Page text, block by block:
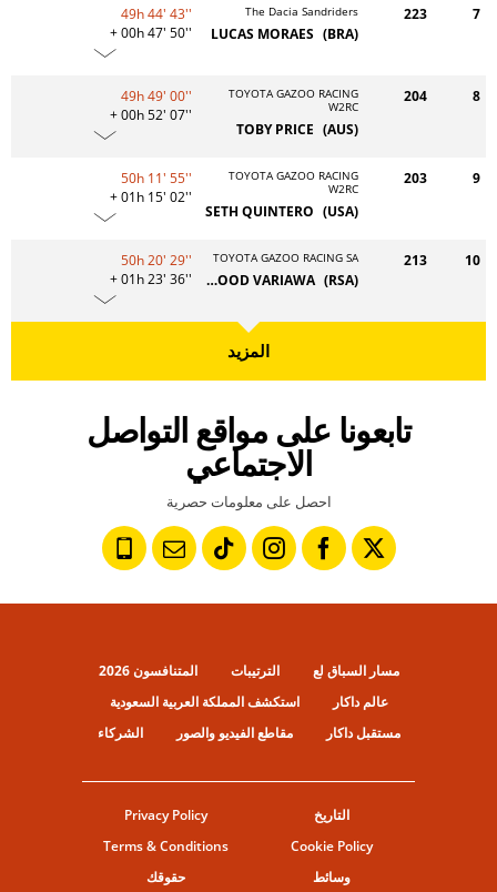
7
223
The Dacia Sandriders
(BRA)
LUCAS MORAES
49h 44' 43''
+ 00h 47' 50''
8
204
TOYOTA GAZOO RACING
W2RC
(AUS)
TOBY PRICE
49h 49' 00''
+ 00h 52' 07''
9
203
TOYOTA GAZOO RACING
W2RC
(USA)
SETH QUINTERO
50h 11' 55''
+ 01h 15' 02''
10
213
TOYOTA GAZOO RACING SA
(RSA)
SAOOD VARIAWA
50h 20' 29''
+ 01h 23' 36''
المزيد
تابعونا على مواقع التواصل
الاجتماعي
احصل على معلومات حصرية
مسار السباق لع الترتيبات
المتنافسون 2026
عالم داكار
استكشف المملكة العربية السعودية
مستقبل داكار
مقاطع الفيديو والصور الشركاء
التاريخ
Privacy Policy
Cookie Policy
Terms & Conditions
وسائط
حقوقك